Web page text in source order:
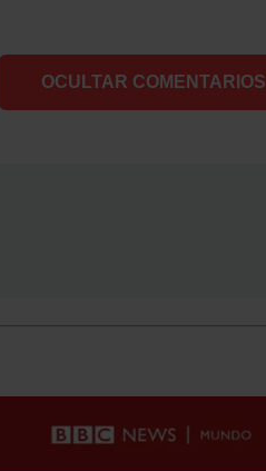
OCULTAR COMENTARIOS